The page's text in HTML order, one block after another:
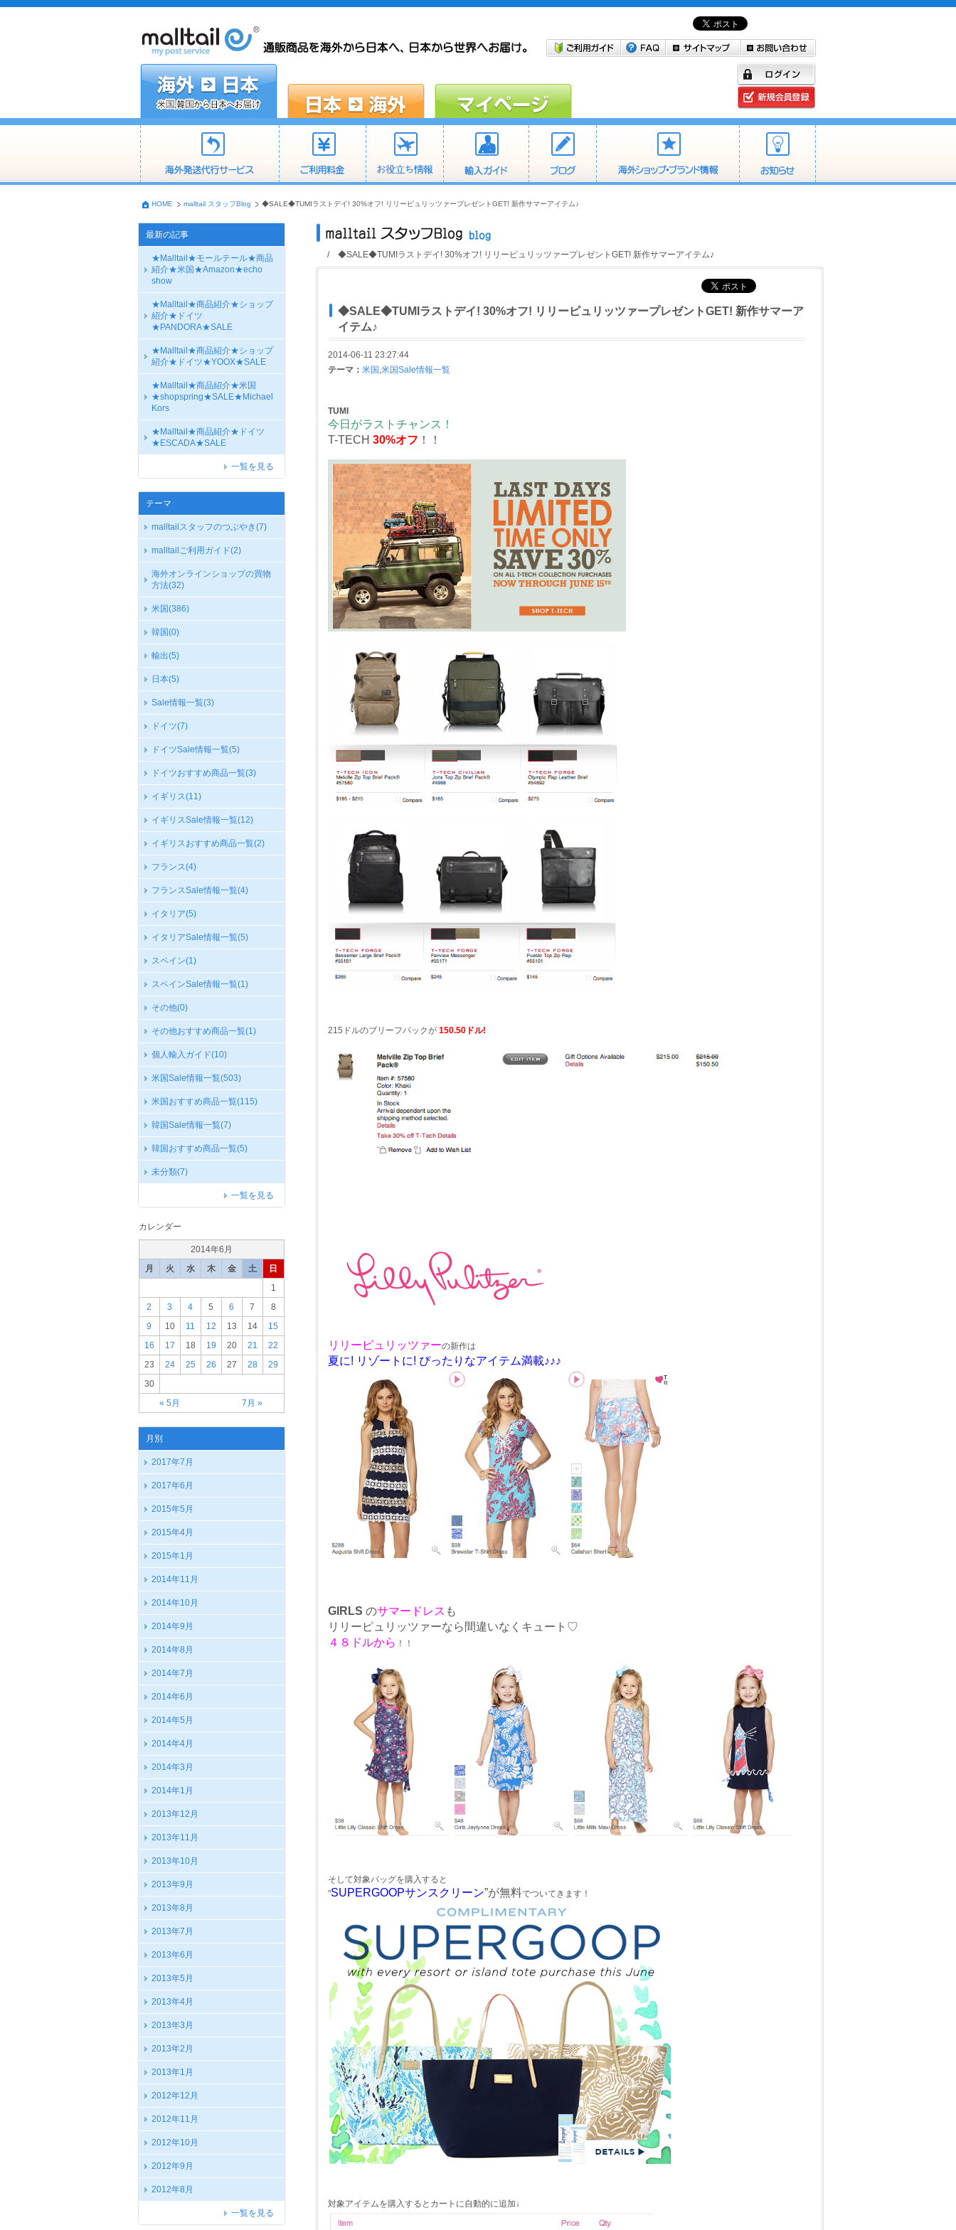
HOME malltail スタッフBlog ◆SALE◆TUMIラストデイ! 30%オフ! リリーピュリッツァープレゼントGET! 新作サマーアイテム♪
最新の記事
★Malltail★モールテール★商品
紹介★米国★Amazon★echo
show
★Malltail★商品紹介★ショップ
紹介★ドイツ
★PANDORA★SALE
★Malltail★商品紹介★ショップ
紹介★ドイツ★YOOX★SALE
★Malltail★商品紹介★米国
★shopspring★SALE★Michael
Kors
★Malltail★商品紹介★ドイツ
★ESCADA★SALE
一覧を見る
テーマ
malltailスタッフのつぶやき(7)
malltailご利用ガイド(2)
海外オンラインショップの買物
方法(32)
米国(386)
韓国(0)
輸出(5)
日本(5)
Sale情報一覧(3)
ドイツ(7)
ドイツSale情報一覧(5)
ドイツおすすめ商品一覧(3)
イギリス(11)
イギリスSale情報一覧(12)
イギリスおすすめ商品一覧(2)
フランス(4)
フランスSale情報一覧(4)
イタリア(5)
イタリアSale情報一覧(5)
スペイン(1)
スペインSale情報一覧(1)
その他(0)
その他おすすめ商品一覧(1)
個人輸入ガイド(10)
米国Sale情報一覧(503)
米国おすすめ商品一覧(115)
韓国Sale情報一覧(7)
韓国おすすめ商品一覧(5)
未分類(7)
一覧を見る
カレンダー
2014年6月
月
火 水 木 金 土 日
« 5月 7月 »
1
2
3 4 5 6 7
8
9
10 11 12 13 14
15
16
17 18 19 20 21
22
23
24 25 26 27 28
29
30
月別
2017年7月
2017年6月
2015年5月
2015年4月
2015年1月
2014年11月
2014年10月
2014年9月
2014年8月
2014年7月
2014年6月
2014年5月
2014年4月
2014年3月
2014年1月
2013年12月
2013年11月
2013年10月
2013年9月
2013年8月
2013年7月
2013年6月
2013年5月
2013年4月
2013年3月
2013年2月
2013年1月
2012年12月
2012年11月
2012年10月
2012年9月
2012年8月
一覧を見る
/ ◆SALE◆TUMIラストデイ! 30%オフ! リリーピュリッツァープレゼントGET! 新作サマーアイテム♪
◆SALE◆TUMIラストデイ! 30%オフ! リリーピュリッツァープレゼントGET! 新作サマーア
イテム♪
2014-06-11 23:27:44
テーマ： 米国 ,米国Sale情報一覧
TUMI
今日がラストチャンス！
T-TECH 30%オフ ！！
215ドルのブリーフパックが 150.50ドル!
リリーピュリッツァーの新作は
夏に! リゾートに! ぴったりなアイテム満載♪♪♪
GIRLS のサマードレス も
リリーピュリッツァーなら間違いなくキュート♡
４８ドルから ！！
そして対象バッグを購入すると
"SUPERGOOPサンスクリーン”が無料でついてきます！
対象アイテムを購入するとカートに自動的に追加↓